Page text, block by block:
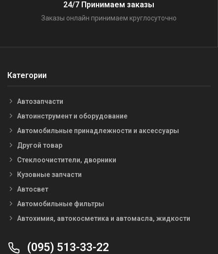
24/7 Принимаем заказы
Заказы онлайн принимаем круглосуточно
Категории
Автозапчасти
Автоинструмент и оборудование
Автомобильные принадлежности и аксессуары
Другой товар
Стеклоочистители, дворники
Кузовные запчасти
Автосвет
Автомобильные фильтры
Автохимия, автокосметика и автомасла, жидкости
(095) 513-33-22